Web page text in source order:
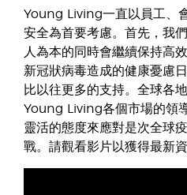
Young Living一直以員工、
安全為首要考慮。首先，我
人為本的同時會繼續保持高
新冠狀病毒造成的健康憂慮
比以往更多的支持。全球各
Young Living各個市場的領
靈活的態度來應對是次全球
戰。請觀看影片以獲得最新資